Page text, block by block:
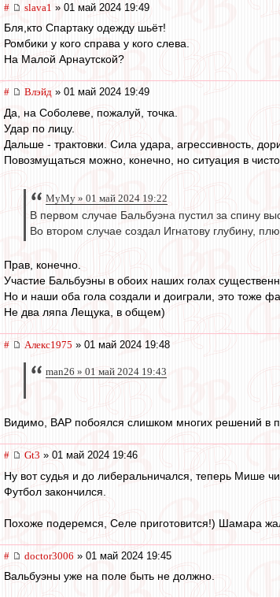
# slava1 » 01 май 2024 19:49
Бля,кто Спартаку одежду шьёт!
Ромбики у кого справа у кого слева.
На Малой Арнаутской?
# Влэйд » 01 май 2024 19:49
Да, на Соболеве, пожалуй, точка.
Удар по лицу.
Дальше - трактовки. Сила удара, агрессивность,
Повозмущаться можно, конечно, но ситуация в
МуМу » 01 май 2024 19:22
В первом случае Бальбуэна пустил за спину
Во втором случае создал Игнатову глубину,
Прав, конечно.
Участие Бальбуэны в обоих наших голах
Но и наши оба гола создали и доиграли, это тоже
Не два ляпа Лещука, в общем)
# Алекс1975 » 01 май 2024 19:48
man26 » 01 май 2024 19:43
Видимо, ВАР побоялся слишком многих решений в
# Gt3 » 01 май 2024 19:46
Ну вот судья и до либеральничался, теперь Мише
Футбол закончился.
Похоже подеремся, Селе приготовится!) Шамара
# doctor3006 » 01 май 2024 19:45
Вальбуэны уже на поле быть не должно.